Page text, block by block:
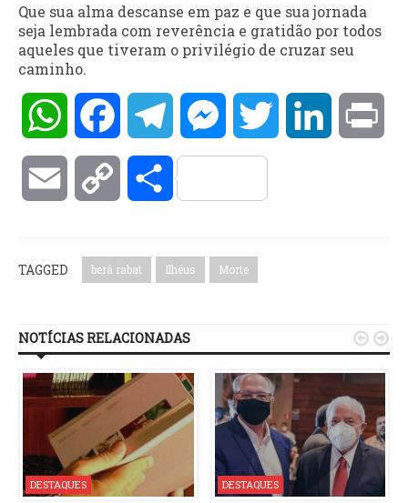
Que sua alma descanse em paz e que sua jornada
seja lembrada com reverência e gratidão por todos
aqueles que tiveram o privilégio de cruzar seu
caminho.
WhatsAppFacebookTelegramMessengerTwitter LinkedIn
Email Copy Compartilhar
TAGGED berá rabat Ilhéus Morte
NOTÍCIAS RELACIONADAS
DESTAQUES DESTAQUES
 